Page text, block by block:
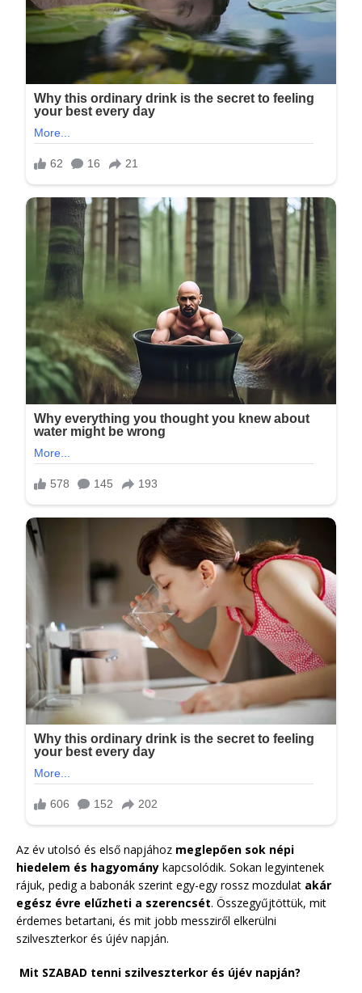
Az év utolsó és első napjához meglepően sok népi
hiedelem és hagyomány kapcsolódik. Sokan legyintenek
rájuk, pedig a babonák szerint egy-egy rossz mozdulat akár
egész évre elűzheti a szerencsét. Összegyűjtöttük, mit
érdemes betartani, és mit jobb messziről elkerülni
szilveszterkor és újév napján.
Mit SZABAD tenni szilveszterkor és újév napján?